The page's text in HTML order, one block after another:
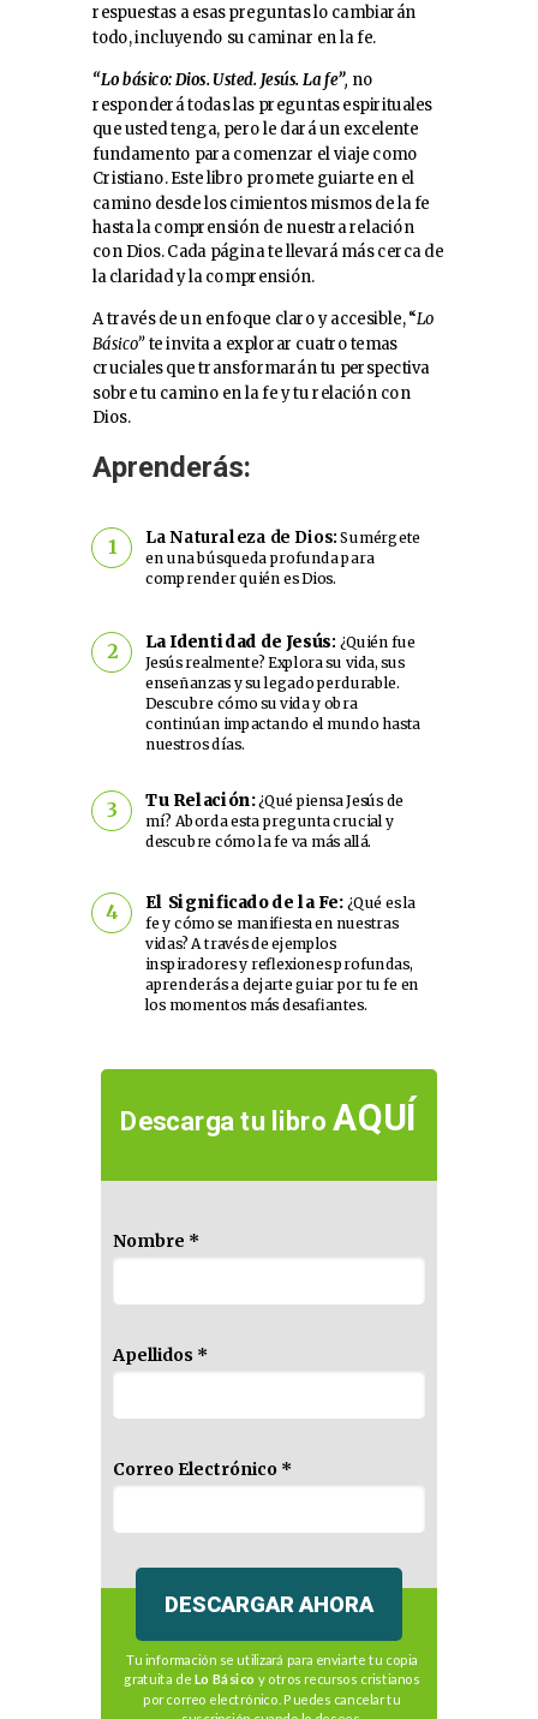
respuestas a esas preguntas lo cambiarán
todo, incluyendo su caminar en la fe.
“Lo básico: Dios. Usted. Jesús. La fe”, no
responderá todas las preguntas espirituales
que usted tenga, pero le dará un excelente
fundamento para comenzar el viaje como
Cristiano. Este libro promete guiarte en el
camino desde los cimientos mismos de la fe
hasta la comprensión de nuestra relación
con Dios. Cada página te llevará más cerca de
la claridad y la comprensión.
A través de un enfoque claro y accesible, “Lo
Básico”te invita a explorar cuatro temas
cruciales que transformarán tu perspectiva
sobre tu camino en la fe y tu relación con
Dios.
Aprenderás:
La Naturaleza de Dios:Sumérgete
en una búsqueda profunda para
comprender quién es Dios.
1
Descarga tu libro AQUÍ
Nombre *
Apellidos *
Correo Electrónico *
DESCARGAR AHORA
Tu información se utilizará para enviarte tu copia
gratuita de Lo Básico y otros recursos cristianos
por correo electrónico. Puedes cancelar tu
2 La Identidad de Jesús: ¿Quién fue
Jesús realmente? Explora su vida, sus
enseñanzas y su legado perdurable.
Descubre cómo su vida y obra
continúan impactando el mundo hasta
nuestros días.
3 Tu Relación:¿Qué piensa Jesús de
mí? Aborda esta pregunta crucial y
descubre cómo la fe va más allá.
4 El Significado de la Fe:¿Qué es la
fe y cómo se manifiesta en nuestras
vidas? A través de ejemplos
inspiradores y reflexiones profundas,
aprenderás a dejarte guiar por tu fe en
los momentos más desafiantes.